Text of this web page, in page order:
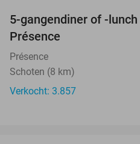
5-gangendiner of -
Présence
Présence
Schoten (8 km)
Verkocht: 3.857